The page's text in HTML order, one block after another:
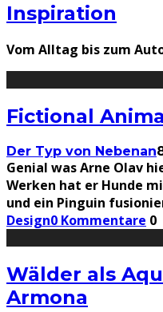
Inspiration
Vom Alltag bis zum
Fictional
Der Typ von Nebenan
Genial was Arne Olav
Werken hat er Hunde
und ein Pinguin
Design0 Kommentare 0
Wälder als
Armona